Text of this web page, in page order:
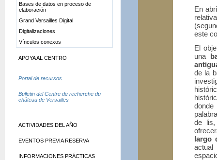
En
este
El
una
de la
de lis,
largo
Bases de datos en proceso de
elaboración
Grand Versailles Digital
Digitalizaciones
Vínculos conexos
APOYA AL CENTRO
Portal de recursos
Bulletin del Centre de recherche du
château de Versailles
ACTIVIDADES DEL AÑO
EVENTOS PREVIA RESERVA
INFORMACIONES PRÁCTICAS